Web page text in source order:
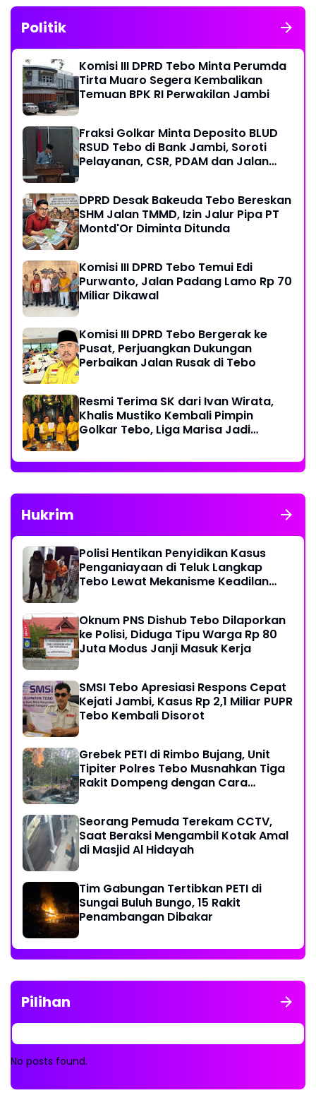
Politik
Komisi III DPRD Tebo Minta Perumda
Tirta Muaro Segera Kembalikan
Temuan BPK RI Perwakilan Jambi
Fraksi Golkar Minta Deposito BLUD
RSUD Tebo di Bank Jambi, Soroti
Pelayanan, CSR, PDAM dan Jalan
DPRD Desak Bakeuda Tebo Bereskan
SHM Jalan TMMD, Izin Jalur Pipa PT
Montd'Or Diminta Ditunda
Komisi III DPRD Tebo Temui Edi
Purwanto, Jalan Padang Lamo Rp 70
Miliar Dikawal
Komisi III DPRD Tebo Bergerak ke
Pusat, Perjuangkan Dukungan
Perbaikan Jalan Rusak di Tebo
Resmi Terima SK dari Ivan Wirata,
Khalis Mustiko Kembali Pimpin
Golkar Tebo, Liga Marisa Jadi
Hukrim
Polisi Hentikan Penyidikan Kasus
Penganiayaan di Teluk Langkap
Tebo Lewat Mekanisme Keadilan
Oknum PNS Dishub Tebo Dilaporkan
ke Polisi, Diduga Tipu Warga Rp 80
Juta Modus Janji Masuk Kerja
SMSI Tebo Apresiasi Respons Cepat
Kejati Jambi, Kasus Rp 2,1 Miliar PUPR
Tebo Kembali Disorot
Grebek PETI di Rimbo Bujang, Unit
Tipiter Polres Tebo Musnahkan Tiga
Rakit Dompeng dengan Cara
Seorang Pemuda Terekam CCTV,
Saat Beraksi Mengambil Kotak Amal
di Masjid Al Hidayah
Tim Gabungan Tertibkan PETI di
Sungai Buluh Bungo, 15 Rakit
Penambangan Dibakar
Pilihan
No posts found.